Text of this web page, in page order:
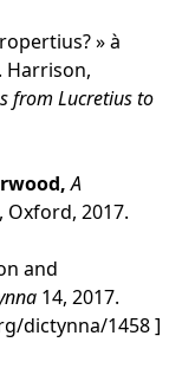
» à
Harrison,
from Lucretius to
A
, Oxford, 2017.
and
14, 2017.
dictynna/1458 ]